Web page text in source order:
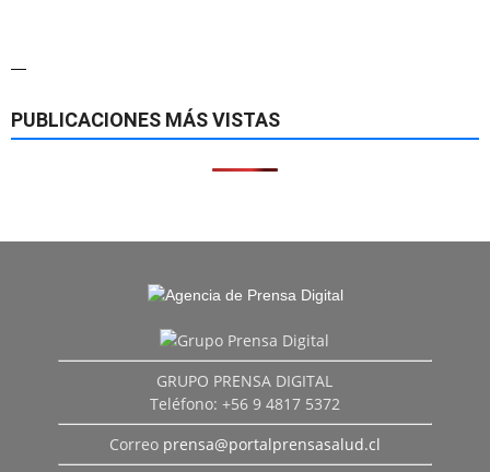
—
PUBLICACIONES MÁS VISTAS
GRUPO PRENSA DIGITAL
Teléfono: +56 9 4817 5372
Correo prensa@portalprensasalud.cl